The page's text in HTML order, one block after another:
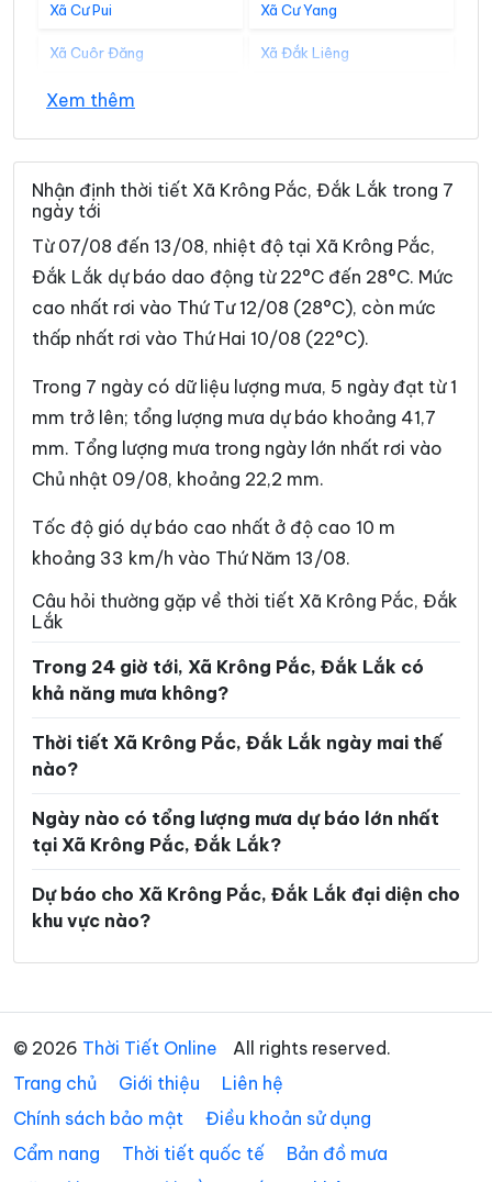
Xã Cư Pui Xã Cư Yang
Xã Cuôr Đăng Xã Đắk Liêng
Xã Đắk Phơi
Xã Dliê Ya Xã Đồng Xuân
Xã Dray Bhăng Xã Đức Bình
Xã Dur Kmăl
Xã Ea Bung Xã Ea Drăng
Xã Ea Drông Xã Ea H’leo
Xã Ea Hiao Xã Ea Kar
Xã Ea Khăl Xã Ea Kiết
Xã Ea Kly Xã Ea Knốp
Xã Ea Knuếc Xã Ea Ktur
Xã Ea Ly Xã Ea M’Droh
Xã Ea Na Xã Ea Ning
Xã Ea Nuôl Xã Ea Ô
Xã Ea Phê
Xã Ea Riêng
Xã Ea Súp Xã Ea Trang
Xã Ea Tul
Xã Ea Wy Xã Hòa Mỹ
Xã Hòa Sơn Xã Hòa Thịnh
Xã Hòa Xuân
Xã Krông Búk Xã Krông Năng
Xã Krông Nô Xã Liên Sơn Lắk
Xã M’Drắk Xã Nam Ka
Xã Ô Loan Xã Phú Hòa 1
Xem thêm
Nhận định thời tiết Xã Krông Pắc, Đắk Lắk trong 7
ngày tới
Từ 07/08 đến 13/08, nhiệt độ tại Xã Krông Pắc,
Đắk Lắk dự báo dao động từ 22°C đến 28°C. Mức
cao nhất rơi vào Thứ Tư 12/08 (28°C), còn mức
thấp nhất rơi vào Thứ Hai 10/08 (22°C).
Trong 7 ngày có dữ liệu lượng mưa, 5 ngày đạt từ 1
mm trở lên; tổng lượng mưa dự báo khoảng 41,7
mm. Tổng lượng mưa trong ngày lớn nhất rơi vào
Chủ nhật 09/08, khoảng 22,2 mm.
Tốc độ gió dự báo cao nhất ở độ cao 10 m
khoảng 33 km/h vào Thứ Năm 13/08.
Câu hỏi thường gặp về thời tiết Xã Krông Pắc, Đắk
Lắk
Trong 24 giờ tới, Xã Krông Pắc, Đắk Lắk có
khả năng mưa không?
Thời tiết Xã Krông Pắc, Đắk Lắk ngày mai thế
nào?
Ngày nào có tổng lượng mưa dự báo lớn nhất
tại Xã Krông Pắc, Đắk Lắk?
Dự báo cho Xã Krông Pắc, Đắk Lắk đại diện cho
khu vực nào?
© 2026 Thời Tiết Online
All rights reserved.
Trang chủ
Giới thiệu
Liên hệ
Chính sách bảo mật
Điều khoản sử dụng
Cẩm nang
Thời tiết quốc tế
Bản đồ mưa